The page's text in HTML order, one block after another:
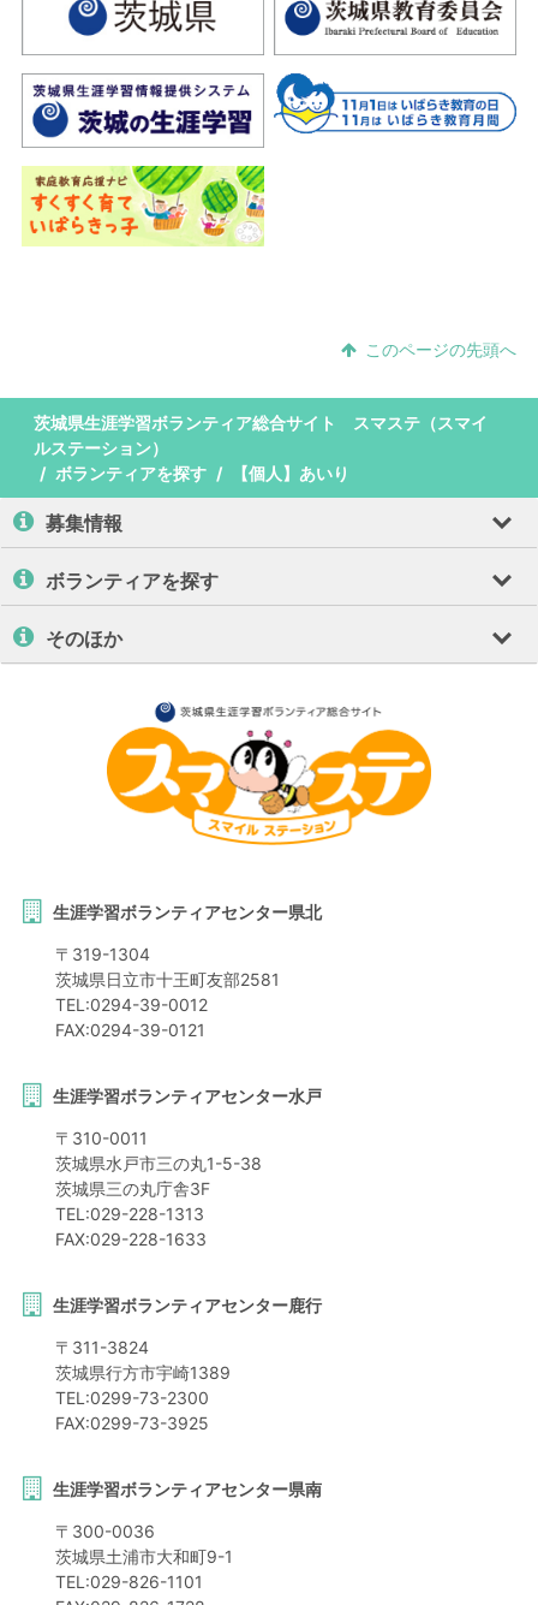
このページの先頭へ
茨城県生涯学習ボランティア総合サイト スマステ（スマイ
ルステーション）
ボランティアを探す
【個人】あいり
募集情報
ボランティアを探す
そのほか
生涯学習ボランティアセンター県北
〒 319-1304
茨城県日立市十王町友部2581
TEL:0294-39-0012
FAX:0294-39-0121
生涯学習ボランティアセンター水戸
〒 310-0011
茨城県水戸市三の丸1-5-38
茨城県三の丸庁舎3F
TEL:029-228-1313
FAX:029-228-1633
生涯学習ボランティアセンター鹿行
〒 311-3824
茨城県行方市宇崎1389
TEL:0299-73-2300
FAX:0299-73-3925
生涯学習ボランティアセンター県南
〒 300-0036
茨城県土浦市大和町9-1
TEL:029-826-1101